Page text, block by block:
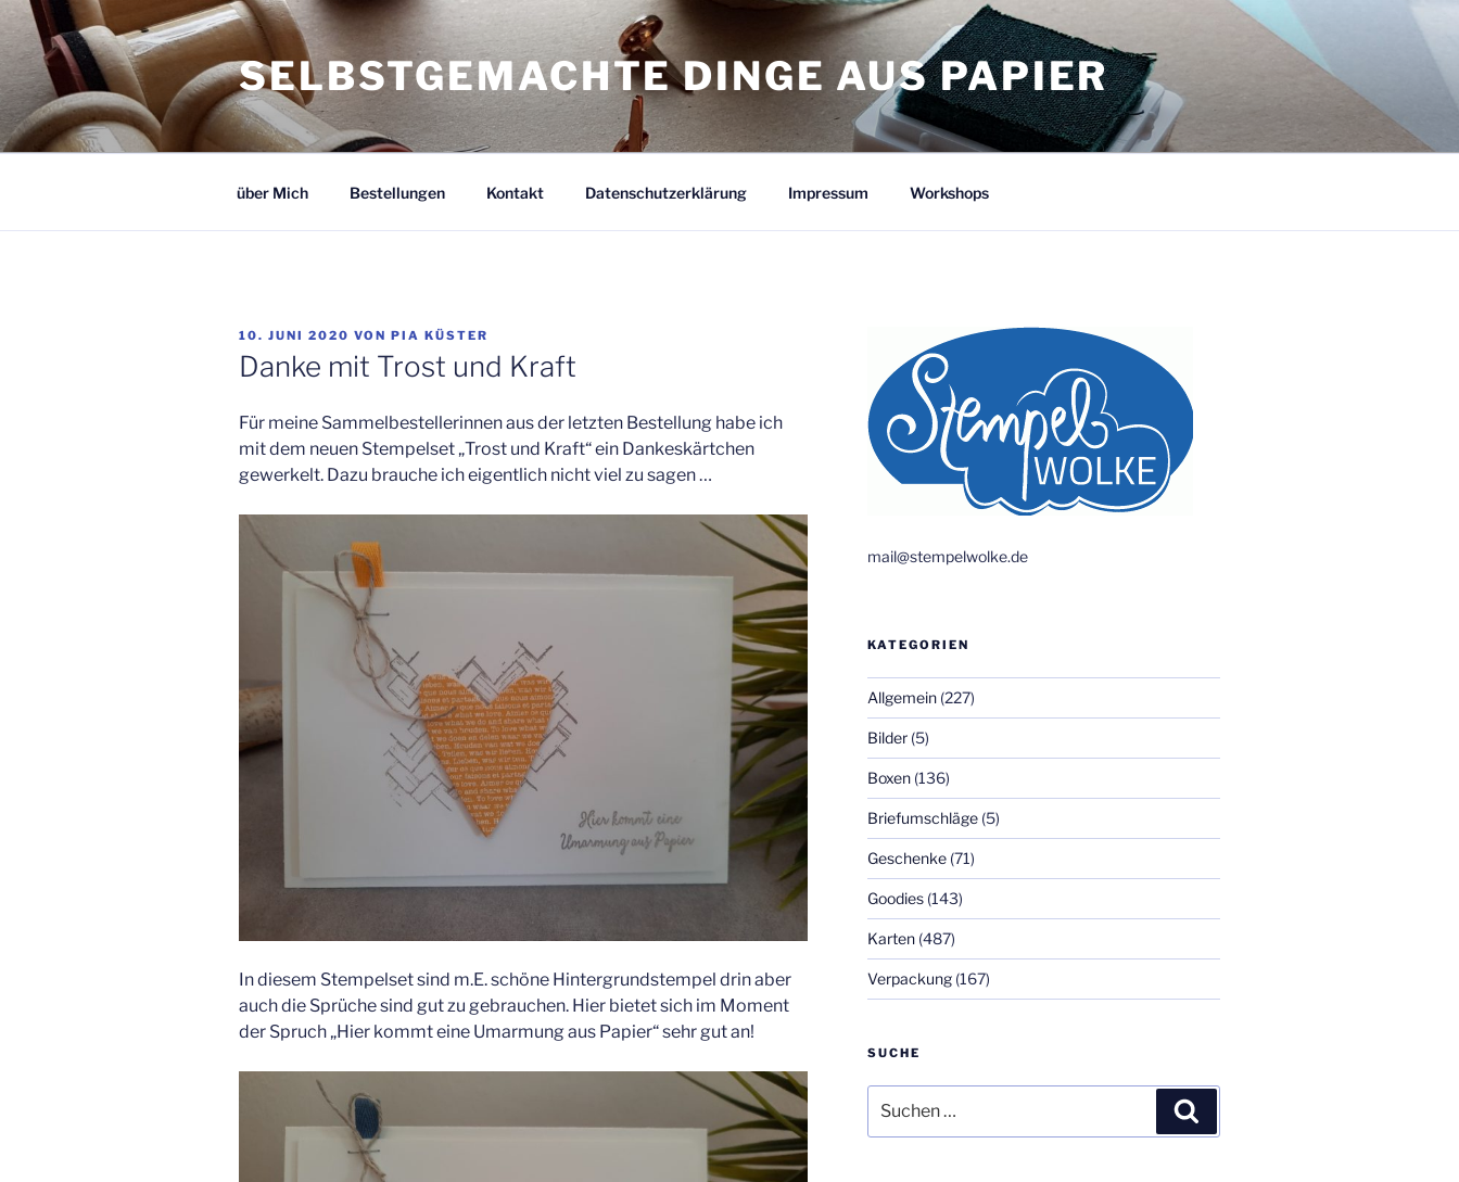
Zum
Inhalt
springen
SELBSTGEMACHTE DINGE AUS PAPIER
über Mich Bestellungen Kontakt Datenschutzerklärung Impressum Workshops
VERÖFFENTLICHT
AM
10. JUNI 2020 VON PIA KÜSTER
Danke mit Trost und Kraft
Für meine Sammelbestellerinnen aus der letzten Bestellung habe ich
mit dem neuen Stempelset „Trost und Kraft“ ein Dankeskärtchen
gewerkelt. Dazu brauche ich eigentlich nicht viel zu sagen …
In diesem Stempelset sind m.E. schöne Hintergrundstempel drin aber
auch die Sprüche sind gut zu gebrauchen. Hier bietet sich im Moment
der Spruch „Hier kommt eine Umarmung aus Papier“ sehr gut an!
mail@stempelwolke.de
KATEGORIEN
Allgemein(227)
Bilder(5)
Boxen(136)
Briefumschläge(5)
Geschenke(71)
Goodies(143)
Karten(487)
Verpackung(167)
SUCHE
nach: